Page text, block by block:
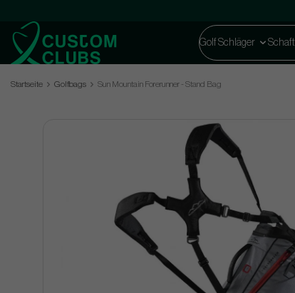
Golf Schläger Schaft
Startseite Golfbags Sun Mountain Forerunner - Stand Bag